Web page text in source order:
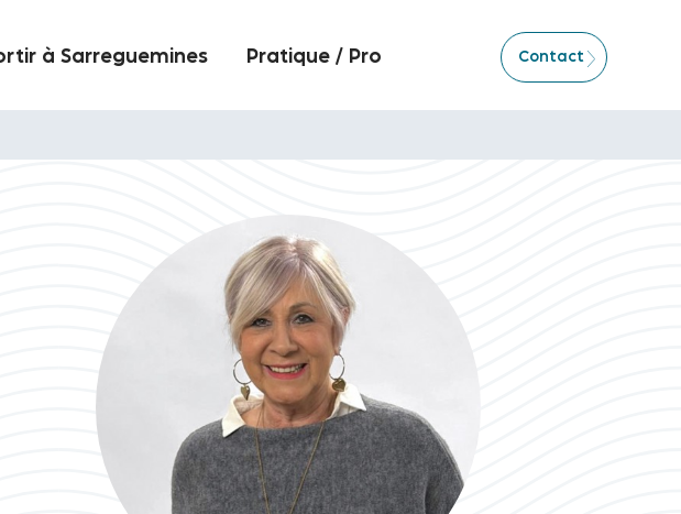
à Sarreguemines Pratique / Pro Contact